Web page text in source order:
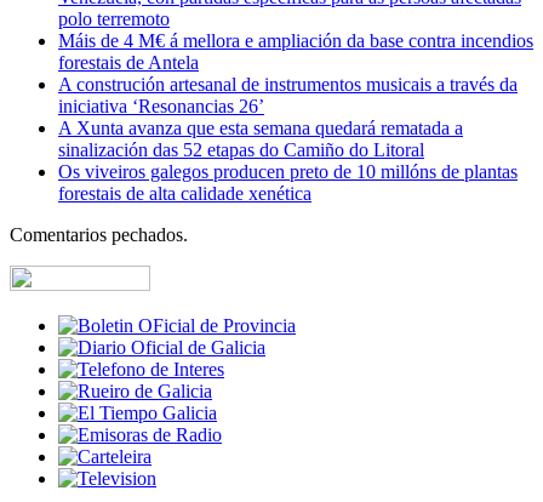
polo terremoto
Máis de 4 M€ á mellora e ampliación da base contra incendios
forestais de Antela
A construción artesanal de instrumentos musicais a través da
iniciativa ‘Resonancias 26’
A Xunta avanza que esta semana quedará rematada a
sinalización das 52 etapas do Camiño do Litoral
Os viveiros galegos producen preto de 10 millóns de plantas
forestais de alta calidade xenética
Comentarios pechados.